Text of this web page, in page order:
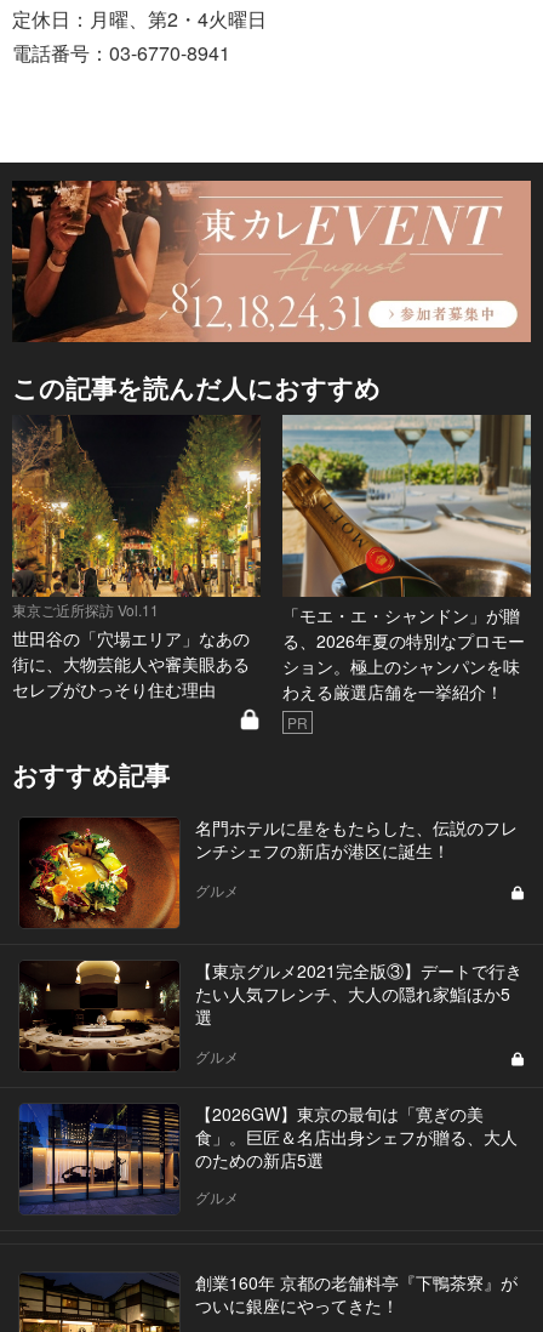
定休日：月曜、第2・4火曜日
電話番号：03-6770-8941
この記事を読んだ人におすすめ
東京ご近所探訪 Vol.11
世田谷の「穴場エリア」なあの
街に、大物芸能人や審美眼ある
セレブがひっそり住む理由
「モエ・エ・シャンドン」が贈
る、2026年夏の特別なプロモー
ション。極上のシャンパンを味
わえる厳選店舗を一挙紹介！
PR
おすすめ記事
名門ホテルに星をもたらした、伝説のフレ
ンチシェフの新店が港区に誕生！
グルメ
【東京グルメ2021完全版③】デートで行き
たい人気フレンチ、大人の隠れ家鮨ほか5
選
グルメ
【2026GW】東京の最旬は「寛ぎの美
食」。巨匠＆名店出身シェフが贈る、大人
のための新店5選
グルメ
創業160年 京都の老舗料亭『下鴨茶寮』が
ついに銀座にやってきた！